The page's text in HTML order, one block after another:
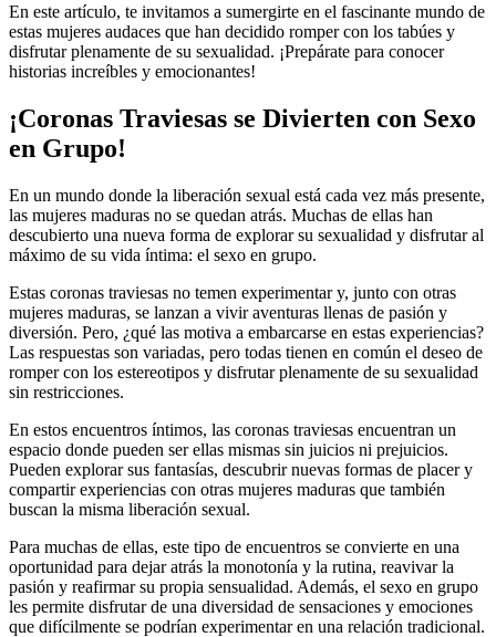
En este artículo, te invitamos a sumergirte en el fascinante mundo de
estas mujeres audaces que han decidido romper con los tabúes y
disfrutar plenamente de su sexualidad. ¡Prepárate para conocer
historias increíbles y emocionantes!
¡Coronas Traviesas se Divierten con Sexo
en Grupo!
En un mundo donde la liberación sexual está cada vez más presente,
las mujeres maduras no se quedan atrás. Muchas de ellas han
descubierto una nueva forma de explorar su sexualidad y disfrutar al
máximo de su vida íntima: el sexo en grupo.
Estas coronas traviesas no temen experimentar y, junto con otras
mujeres maduras, se lanzan a vivir aventuras llenas de pasión y
diversión. Pero, ¿qué las motiva a embarcarse en estas experiencias?
Las respuestas son variadas, pero todas tienen en común el deseo de
romper con los estereotipos y disfrutar plenamente de su sexualidad
sin restricciones.
En estos encuentros íntimos, las coronas traviesas encuentran un
espacio donde pueden ser ellas mismas sin juicios ni prejuicios.
Pueden explorar sus fantasías, descubrir nuevas formas de placer y
compartir experiencias con otras mujeres maduras que también
buscan la misma liberación sexual.
Para muchas de ellas, este tipo de encuentros se convierte en una
oportunidad para dejar atrás la monotonía y la rutina, reavivar la
pasión y reafirmar su propia sensualidad. Además, el sexo en grupo
les permite disfrutar de una diversidad de sensaciones y emociones
que difícilmente se podrían experimentar en una relación tradicional.